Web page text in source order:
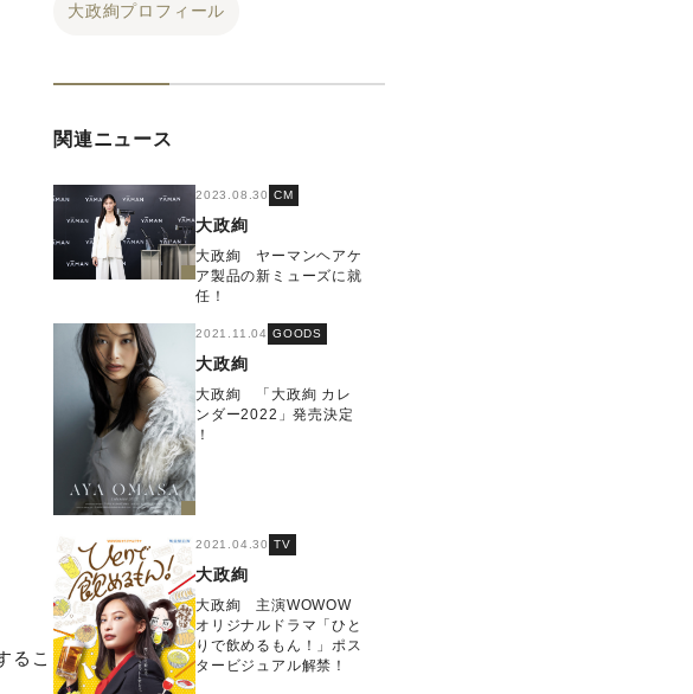
るこ
大政絢プロフィール
関連ニュース
2023.08.30 CM
大政絢
大政絢 ヤーマンヘアケ
ア製品の新ミューズに就
任！
2021.11.04 GOODS
大政絢
大政絢 「大政絢 カレ
ンダー2022」発売決定
！
2021.04.30 TV
大政絢
大政絢 主演WOWOW
オリジナルドラマ「ひと
りで飲めるもん！」ポス
タービジュアル解禁！